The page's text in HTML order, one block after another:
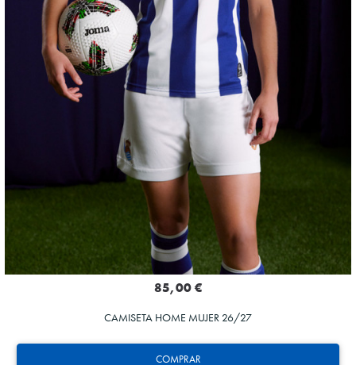
COMPRAR
85,00 €
CAMISETA HOME MUJER 26/27